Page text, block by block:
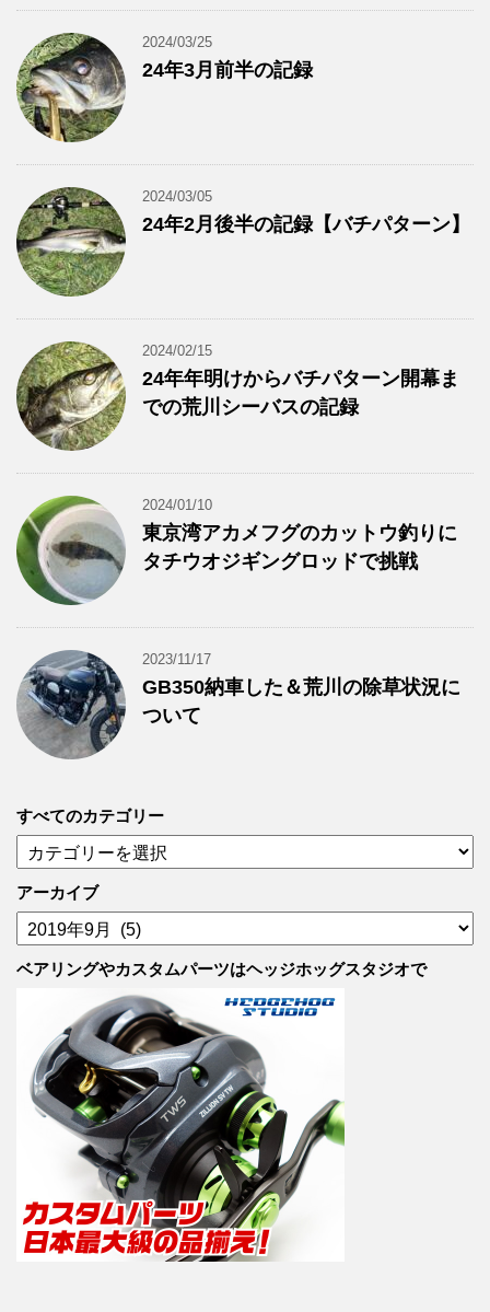
2024/03/25
24年3月前半の記録
2024/03/05
24年2月後半の記録【バチパターン】
2024/02/15
24年年明けからバチパターン開幕ま
での荒川シーバスの記録
2024/01/10
東京湾アカメフグのカットウ釣りに
タチウオジギングロッドで挑戦
2023/11/17
GB350納車した＆荒川の除草状況に
ついて
すべてのカテゴリー
べ
て
の
カ
テ
アーカイブ
ア
ー
カ
ベアリングやカスタムパーツはヘッジホッグスタジオで